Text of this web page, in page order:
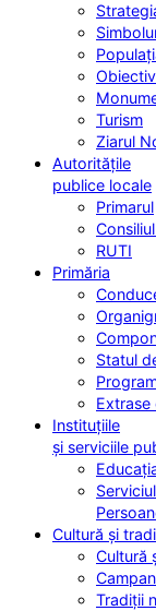
Turism
Ziarul
Autoritățile
publice locale
Primarul
RUTI
Primăria
Statul
Extrase
Instituțiile
și serviciile
Cultură și
Cultură
Tradiții